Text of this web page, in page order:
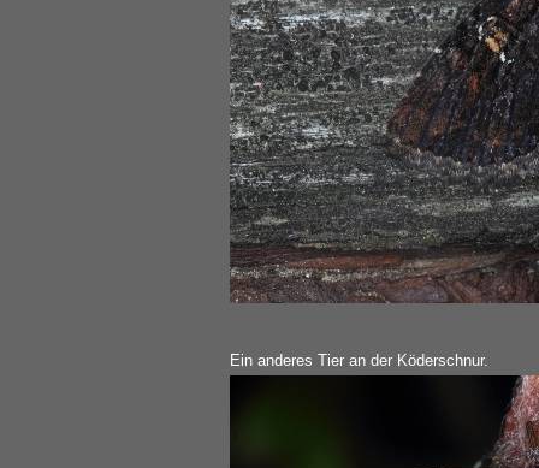
Ein anderes Tier an der Köderschnur.